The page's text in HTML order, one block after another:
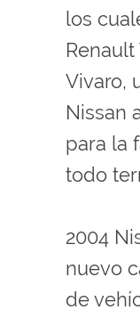
los
Renault
Vivaro,
Nissan
para la
todo
2004
nuevo
de